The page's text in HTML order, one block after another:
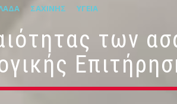
ΣΑΧΊΝΗΣ ΥΓΕΊΑ
των